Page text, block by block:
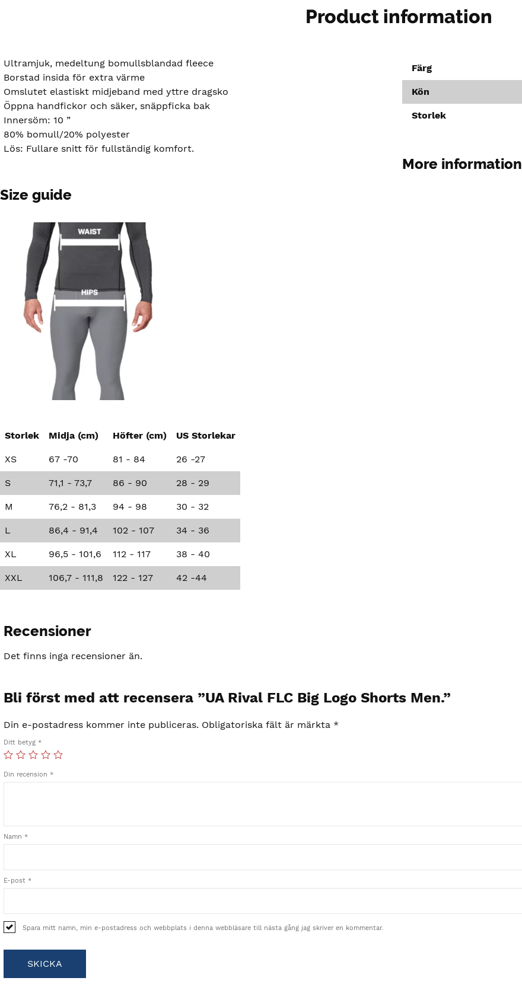
Product information
Ultramjuk, medeltung bomullsblandad fleece
Borstad insida för extra värme
Omslutet elastiskt midjeband med yttre dragsko
Öppna handfickor och säker, snäppficka bak
Innersöm: 10 ”
80% bomull/20% polyester
Lös: Fullare snitt för fullständig komfort.
Färg
Kön
Storlek
More information
Size guide
Storlek Midja (cm) Höfter (cm) US Storlekar
XS 67 -70 81 - 84 26 -27
S 71,1 - 73,7 86 - 90 28 - 29
M 76,2 - 81,3 94 - 98 30 - 32
L 86,4 - 91,4 102 - 107 34 - 36
XL 96,5 - 101,6 112 - 117 38 - 40
XXL 106,7 - 111,8 122 - 127 42 -44
Recensioner
Det finns inga recensioner än.
Bli först med att recensera ”UA Rival FLC Big Logo Shorts Men.”
Din e-postadress kommer inte publiceras. Obligatoriska fält är märkta *
Ditt betyg *
Din recension *
Namn *
E-post *
Spara mitt namn, min e-postadress och webbplats i denna webbläsare till nästa gång jag skriver en kommentar.